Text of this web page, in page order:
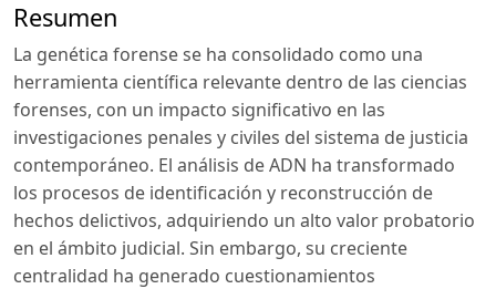
Resumen
La genética forense se ha consolidado como una
herramienta científica relevante dentro de las ciencias
forenses, con un impacto significativo en las
investigaciones penales y civiles del sistema de justicia
contemporáneo. El análisis de ADN ha transformado
los procesos de identificación y reconstrucción de
hechos delictivos, adquiriendo un alto valor probatorio
en el ámbito judicial. Sin embargo, su creciente
centralidad ha generado cuestionamientos